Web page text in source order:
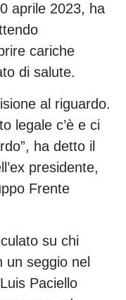
aprile 2023, ha
cariche
di salute.
al riguardo.
legale c’è e ci
ha detto il
presidente,
Frente
su chi
un seggio nel
Paciello